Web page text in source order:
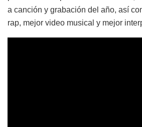
a canción y grabación del año, así
rap, mejor video musical y mejor